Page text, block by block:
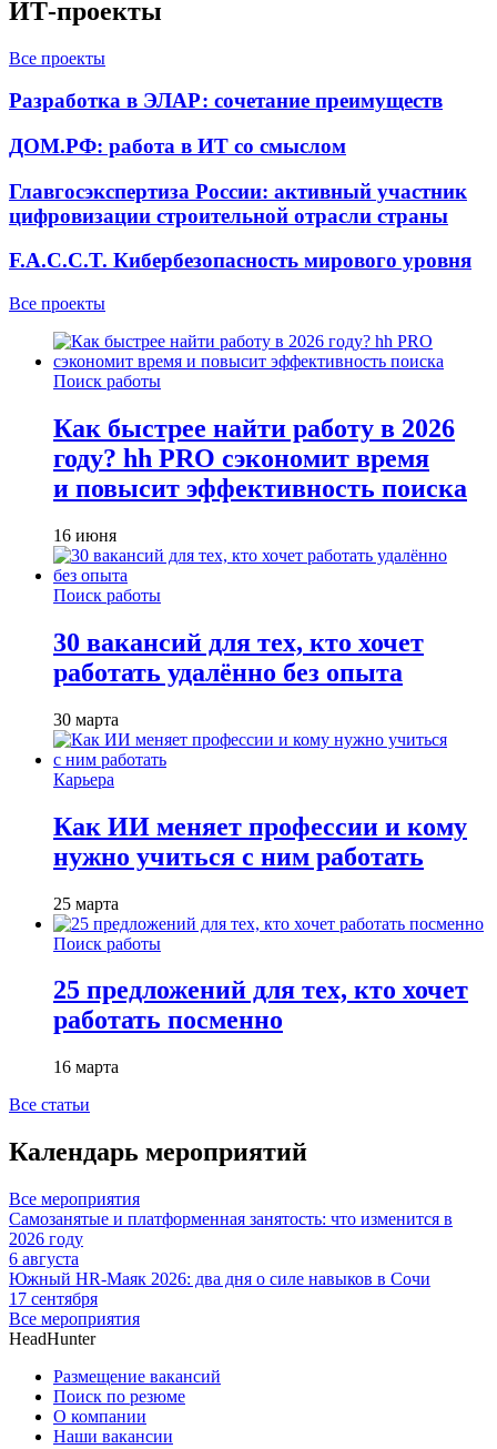
ИТ-проекты
Все проекты
Разработка в ЭЛАР: сочетание преимуществ
ДОМ.РФ: работа в ИТ со смыслом
Главгосэкспертиза России: активный участник
цифровизации строительной отрасли страны
F.A.C.C.T. Кибербезопасность мирового уровня
Все проекты
Поиск работы
Как быстрее найти работу в 2026
году? hh PRO сэкономит время
и повысит эффективность поиска
16 июня
Поиск работы
30 вакансий для тех, кто хочет
работать удалённо без опыта
30 марта
Карьера
Как ИИ меняет профессии и кому
нужно учиться с ним работать
25 марта
Поиск работы
25 предложений для тех, кто хочет
работать посменно
16 марта
Все статьи
Календарь мероприятий
Все мероприятия
Самозанятые и платформенная занятость: что изменится в
2026 году
6 августа
Южный HR-Маяк 2026: два дня о силе навыков в Сочи
17 сентября
Все мероприятия
HeadHunter
Размещение вакансий
Поиск по резюме
О компании
Наши вакансии